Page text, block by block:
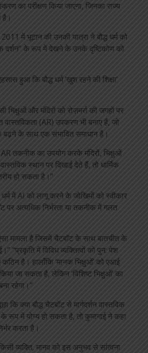
का परीक्षण किया जाएगा, जिनका राज्य
है।
में भूटान की उनकी यात्रा ने बौद्ध धर्म को
दर्शन” के रूप में देखने के उनके दृष्टिकोण को
हुआ कि बौद्ध धर्म ‘खुश रहने की शिक्षा’
भिक्षुओं और मंदिरों को रोज़मर्रा की जगहों पर
वास्तविकता (AR) उपकरण भी बनाए हैं, जो
बढ़ने के साथ एक संभावित समाधान है।
तकनीक का उपयोग करके मंदिरों, भिक्षुओं
स्थान पर दिखाई देते हैं, तो धार्मिक
हो सकता है।”
में AI को लागू करने के जोखिमों को स्वीकार
पर अत्यधिक निर्भरता या तकनीक में गलत
मामला है जिसमें चैटबॉट के साथ बातचीत के
“प्रकृति में विविध व्यक्तित्वों को पुन: पेश
है। हालाँकि ‘मानक भिक्षुओं’ को एआई
किया जा सकता है, लेकिन ‘विशिष्ट भिक्षुओं’ का
रहेगा।”
कि क्या बौद्ध चैटबॉट से मार्गदर्शन वास्तविक
रूप में योग्य हो सकता है, तो कुमागाई ने कहा
करता है।
व्यक्ति, मानव को इस अनुभव से सांत्वना